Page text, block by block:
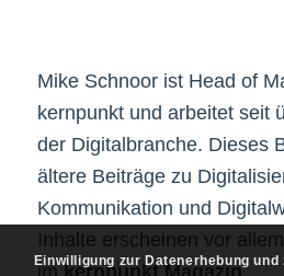
Mike Schnoor ist Head of
kernpunkt und arbeitet seit
der Digitalbranche. Dieses
ältere Beiträge zu
Kommunikation und
Inhalte erscheinen vor
imkernpunkt Magazin.
Einwilligung zur Datenerhebung